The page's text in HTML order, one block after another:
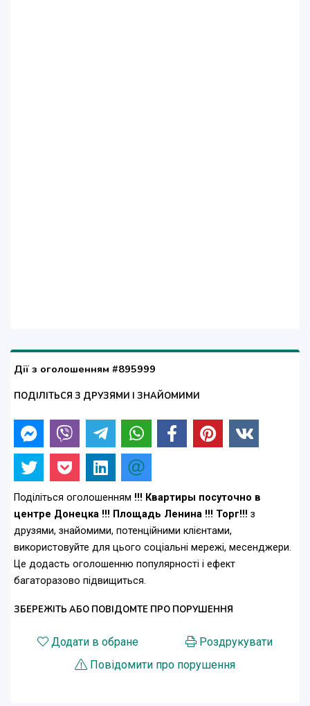
Дії з оголошенням #895999
ПОДІЛІТЬСЯ З ДРУЗЯМИ І ЗНАЙОМИМИ
Поділіться оголошенням !!! Квартиры посуточно в
центре Донецка !!! Площадь Ленина !!! Торг!!! з
друзями, знайомими, потенційними клієнтами,
використовуйте для цього соціальні мережі, месенджери.
Це додасть оголошенню популярності і ефект
багаторазово підвищиться.
ЗБЕРЕЖІТЬ АБО ПОВІДОМТЕ ПРО ПОРУШЕННЯ
Додати в обране
Роздрукувати
Повідомити про порушення